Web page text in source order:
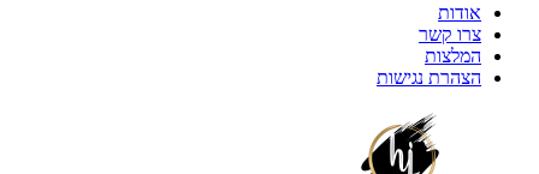
אודות
צרו קשר
המלצות
הצהרת נגישות